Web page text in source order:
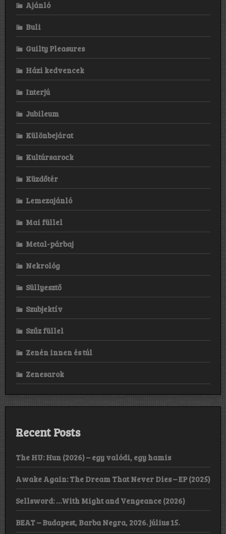
Ajánló
Buli
Guilty Pleasures
Házi kedvencek
Interjú
Jubileum
Különbejárat
Kultúrsarock
Küzdőtér
Lemezajánló
Mai füllel
Metal-párbaj
Nekrológ
Süllyesztő
Szubjektív
Szűz füllel
Zenén innen és túl
Zenesarok
Recent Posts
The HU: Hun (2026) – egy valódi, egy hamis
Awake Again: The Dream That Never Dies – EP (2025)
Sellsword: …With Might and Vengeance (2026)
BEAT – Budapest, Barba Negra, 2026. július 15.